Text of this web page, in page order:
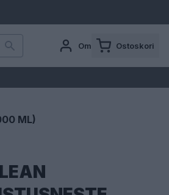
Oma tili Ostoskori
ML)